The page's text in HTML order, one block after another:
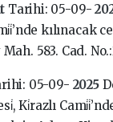
Tarihi: 05-09-
kılınacak
583. Cad.
05-09- 2025
Ki̇razlı